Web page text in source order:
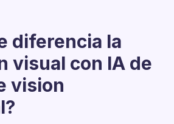
diferencia la
visual con IA de
vision